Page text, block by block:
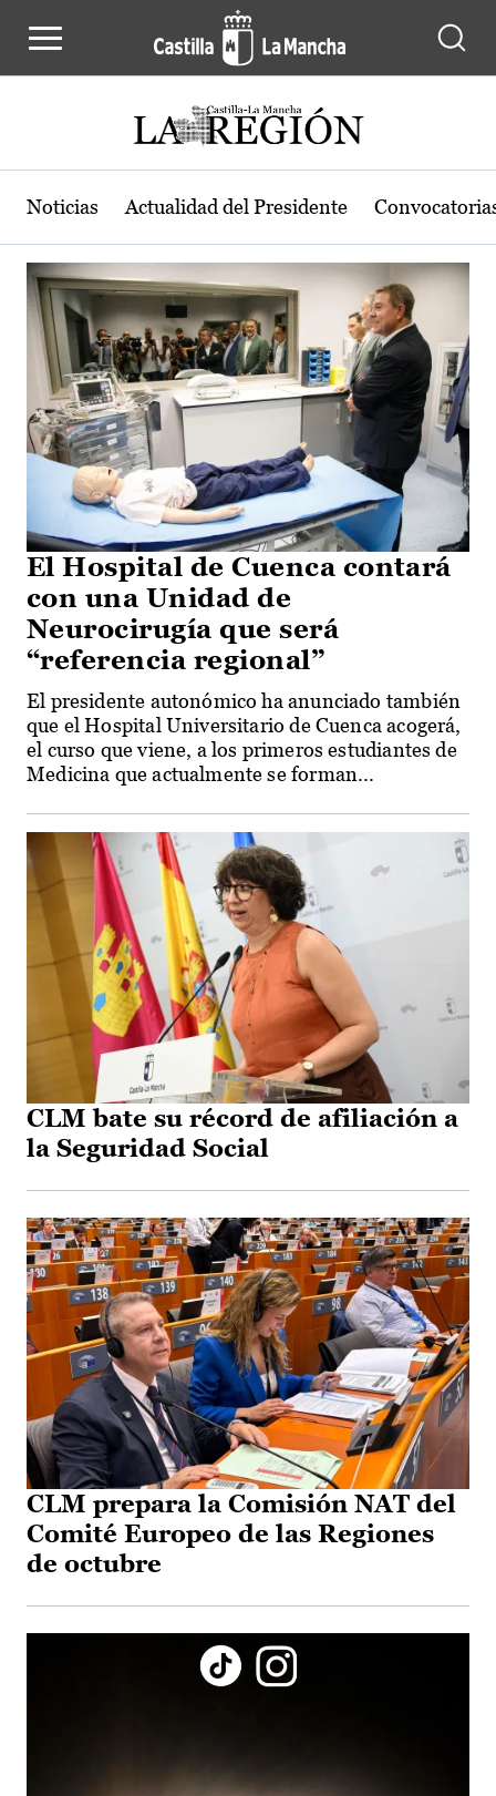
Actualidad de la región de Castilla-
Noticias Actualidad del Presidente
El Hospital de Cuenca contará
con una Unidad de
Neurocirugía que será
“referencia regional”
El presidente autonómico ha anunciado también
que el Hospital Universitario de Cuenca acogerá,
el curso que viene, a los primeros estudiantes de
Medicina que actualmente se forman...
CLM bate su récord de afiliación a
la Seguridad Social
CLM prepara la Comisión NAT del
Comité Europeo de las Regiones
de octubre